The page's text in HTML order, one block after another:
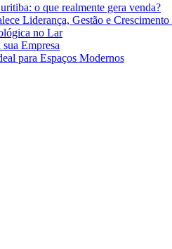
o que realmente gera venda?
Liderança, Gestão e Crescimento
no Lar
Empresa
para Espaços Modernos